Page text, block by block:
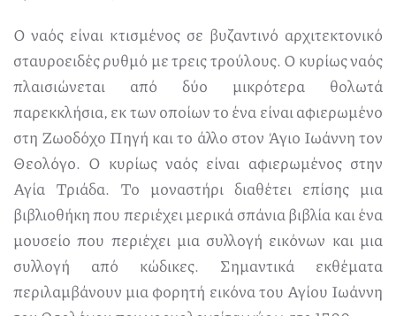
Ο ναός είναι κτισμένος σε βυζαντινό αρχιτεκτονικό
σταυροειδές ρυθμό με τρεις τρούλους. Ο κυρίως ναός
πλαισιώνεται από δύο μικρότερα θολωτά
παρεκκλήσια, εκ των οποίων το ένα είναι αφιερωμένο
στη Ζωοδόχο Πηγή και το άλλο στον Άγιο Ιωάννη τον
Θεολόγο. Ο κυρίως ναός είναι αφιερωμένος στην
Αγία Τριάδα. Το μοναστήρι διαθέτει επίσης μια
βιβλιοθήκη που περιέχει μερικά σπάνια βιβλία και ένα
μουσείο που περιέχει μια συλλογή εικόνων και μια
συλλογή από κώδικες. Σημαντικά εκθέματα
περιλαμβάνουν μια φορητή εικόνα του Αγίου Ιωάννη